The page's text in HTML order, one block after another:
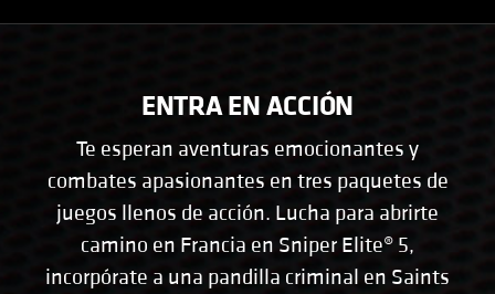
ENTRA EN ACCIÓN
Te esperan aventuras emocionantes y
combates apasionantes en tres paquetes de
juegos llenos de acción. Lucha para abrirte
camino en Francia en Sniper Elite® 5,
incorpórate a una pandilla criminal en Saints